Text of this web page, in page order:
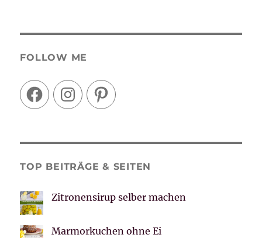
FOLLOW ME
FacebookInstagramPinterest
TOP BEITRÄGE & SEITEN
Zitronensirup selber machen
Marmorkuchen ohne Ei